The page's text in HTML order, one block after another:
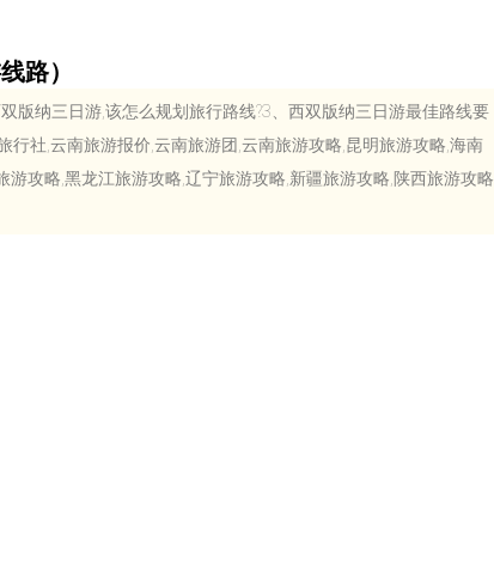
路）
版纳三日游,该怎么规划旅行路线?3、西双版纳三日游最佳路线要
社,云南旅游报价,云南旅游团,云南旅游攻略,昆明旅游攻略,海南
攻略,黑龙江旅游攻略,辽宁旅游攻略,新疆旅游攻略,陕西旅游攻略,